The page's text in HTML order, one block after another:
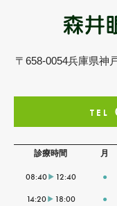
〒658-0054兵庫県神
TEL
診療時間 月
08:40 12:40 ●
14:20 18:00 ●